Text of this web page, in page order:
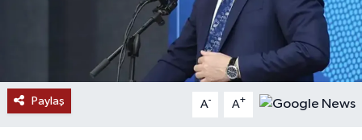
Paylaş A- A+